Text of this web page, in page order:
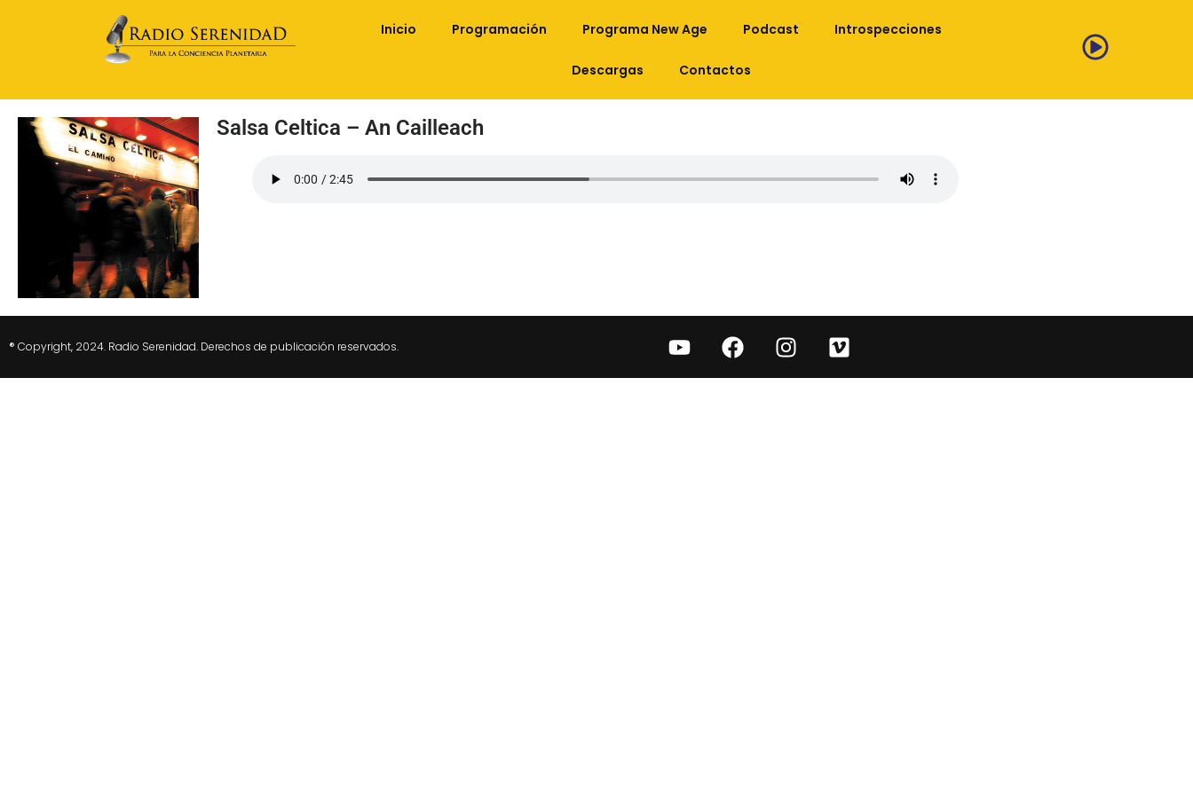
Inicio Programación Programa New Age Podcast Introspecciones
Descargas Contactos
Salsa Celtica – An Cailleach
® Copyright, 2024. Radio Serenidad. Derechos de publicación reservados.